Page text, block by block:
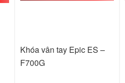
Khóa vân tay Epic ES –
F700G